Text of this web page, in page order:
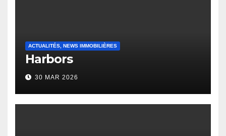
ACTUALITÉS, NEWS IMMOBILIÈRES
Harbors
30 MAR 2026